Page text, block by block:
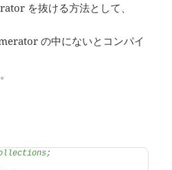
を抜ける方法として、
の中にないとコンパイ